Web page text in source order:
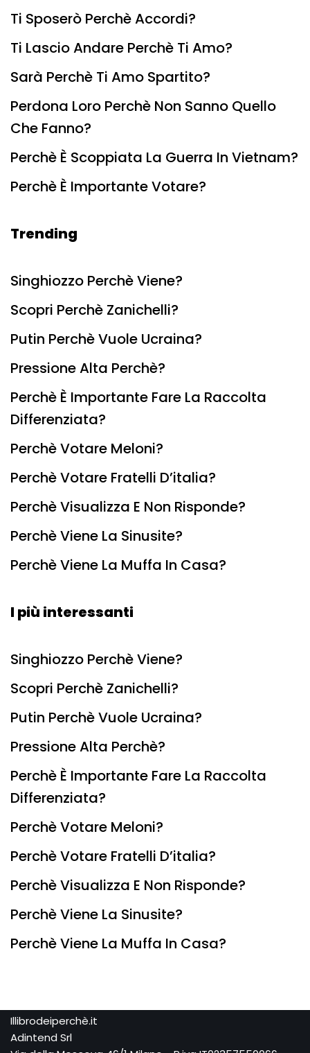
Ti Sposerò Perchè Accordi?
Ti Lascio Andare Perchè Ti Amo?
Sarà Perchè Ti Amo Spartito?
Perdona Loro Perchè Non Sanno Quello
Che Fanno?
Perchè È Scoppiata La Guerra In Vietnam?
Perchè È Importante Votare?
Trending
Singhiozzo Perchè Viene?
Scopri Perchè Zanichelli?
Putin Perchè Vuole Ucraina?
Pressione Alta Perchè?
Perchè È Importante Fare La Raccolta
Differenziata?
Perchè Votare Meloni?
Perchè Votare Fratelli D’italia?
Perchè Visualizza E Non Risponde?
Perchè Viene La Sinusite?
Perchè Viene La Muffa In Casa?
I più interessanti
Singhiozzo Perchè Viene?
Scopri Perchè Zanichelli?
Putin Perchè Vuole Ucraina?
Pressione Alta Perchè?
Perchè È Importante Fare La Raccolta
Differenziata?
Perchè Votare Meloni?
Perchè Votare Fratelli D’italia?
Perchè Visualizza E Non Risponde?
Perchè Viene La Sinusite?
Perchè Viene La Muffa In Casa?
Illibrodeiperchè.it
Adintend Srl